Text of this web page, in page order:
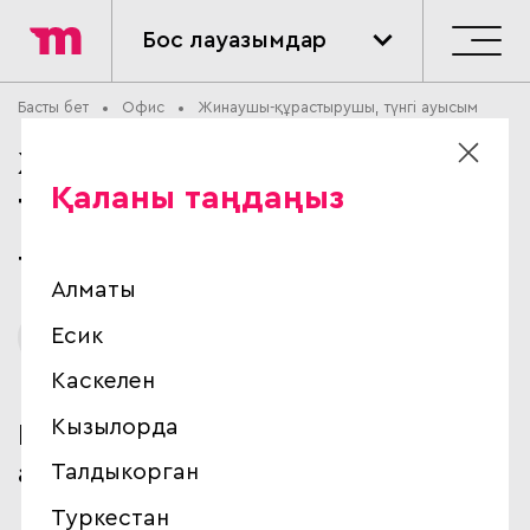
Бос лауазымдар
Басты бет Офис Жинаушы-құрастырушы, түнгі ауысым
Жинаушы-құрастырушы,
түнгі ауысым
Тарату орталығы(РЦ)
Алматы
Командамызда алдағы
атқаратын міндеттеріңіз:
Қаланы таңдаңыз
Алматы
Есик
Каскелен
Кызылорда
Талдыкорган
Туркестан